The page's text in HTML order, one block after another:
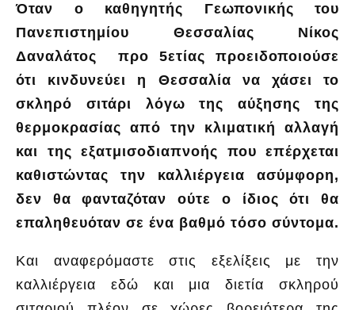
Όταν ο καθηγητής Γεωπονικής του
Πανεπιστημίου Θεσσαλίας Νίκος
Δαναλάτος προ 5ετίας προειδοποιούσε
ότι κινδυνεύει η Θεσσαλία να χάσει το
σκληρό σιτάρι λόγω της αύξησης της
θερμοκρασίας από την κλιματική αλλαγή
και της εξατμισοδιαπνοής που επέρχεται
καθιστώντας την καλλιέργεια ασύμφορη,
δεν θα φανταζόταν ούτε ο ίδιος ότι θα
επαληθευόταν σε ένα βαθμό τόσο σύντομα.
Και αναφερόμαστε στις εξελίξεις με την
καλλιέργεια εδώ και μια διετία σκληρού